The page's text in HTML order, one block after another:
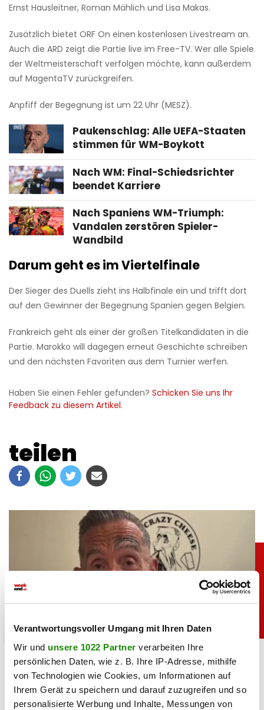
Verantwortungsvoller Umgang mit Ihren Daten
Wir und unsere 1022 Partner verarbeiten Ihre
persönlichen Daten, wie z. B. Ihre IP-Adresse, mithilfe
von Technologien wie Cookies, um Informationen auf
Ihrem Gerät zu speichern und darauf zuzugreifen und so
personalisierte Werbung und Inhalte, Messungen von
Ernst Hausleitner, Roman Mählich und Lisa Makas.
Zusätzlich bietet ORF On einen kostenlosen Livestream an.
Auch die ARD zeigt die Partie live im Free-TV. Wer alle Spiele
der Weltmeisterschaft verfolgen möchte, kann außerdem
auf MagentaTV zurückgreifen.
Anpfiff der Begegnung ist um 22 Uhr (MESZ).
Paukenschlag: Alle UEFA-Staaten
stimmen für WM-Boykott
Nach WM: Final-Schiedsrichter
beendet Karriere
Nach Spaniens WM-Triumph:
Vandalen zerstören Spieler-
Wandbild
Darum geht es im Viertelfinale
Der Sieger des Duells zieht ins Halbfinale ein und trifft dort
auf den Gewinner der Begegnung Spanien gegen Belgien.
Frankreich geht als einer der großen Titelkandidaten in die
Partie. Marokko will dagegen erneut Geschichte schreiben
und den nächsten Favoriten aus dem Turnier werfen.
Haben Sie einen Fehler gefunden? Schicken Sie uns Ihr
Feedback zu diesem Artikel.
teilen
chronik
Crazy Cheese Konkurs: Käse-Millionär
Ludomirska ist pleite
08.07.2026 UM 16:30,STEFANIE HERMANN